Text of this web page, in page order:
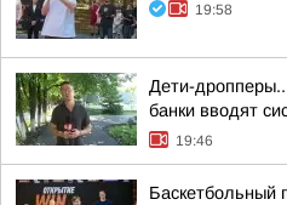
19:58
Дети-дропперы..
банки вводят
19:46
Баскетбольный